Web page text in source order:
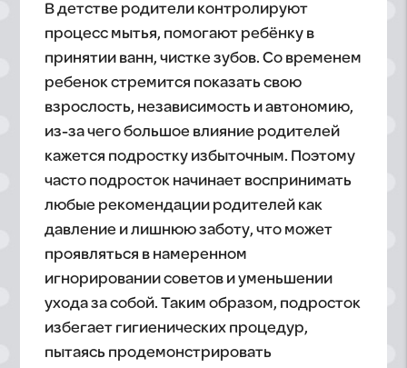
В детстве родители контролируют
процесс мытья, помогают ребёнку в
принятии ванн, чистке зубов. Со временем
ребенок стремится показать свою
взрослость, независимость и автономию,
из-за чего большое влияние родителей
кажется подростку избыточным. Поэтому
часто подросток начинает воспринимать
любые рекомендации родителей как
давление и лишнюю заботу, что может
проявляться в намеренном
игнорировании советов и уменьшении
ухода за собой. Таким образом, подросток
избегает гигиенических процедур,
пытаясь продемонстрировать